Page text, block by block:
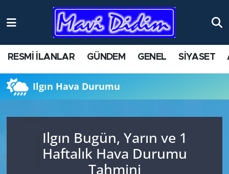
RESMİ İLANLAR GÜNDEM GENEL SİYASET
Ilgın Hava Durumu
Ilgın Bugün, Yarın ve 1
Haftalık Hava Durumu
Tahmini
ANTİK YERLER
AYDIN
BİLİM VE TEKNOLOJİ
ÇEVRE
Nöbetçi Eczaneler
Namaz Vakitleri
Trafik Durumu
Süper Lig Puan Durumu ve Fikstür
Tüm Manşetler